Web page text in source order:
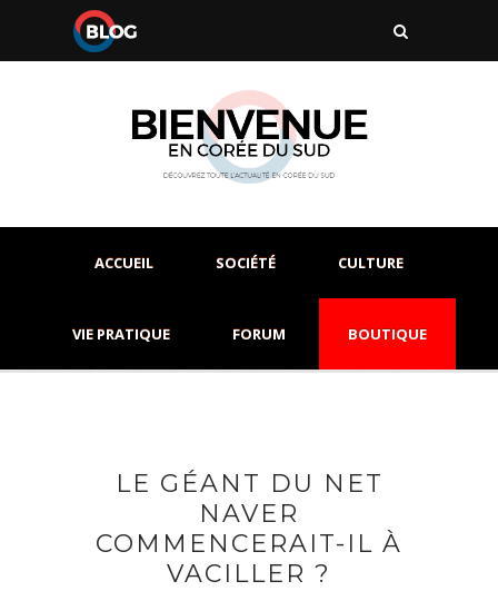
ACCUEIL SOCIÉTÉ CULTURE
VIE PRATIQUE FORUM BOUTIQUE
LE GÉANT DU NET
NAVER
COMMENCERAIT-IL À
VACILLER ?